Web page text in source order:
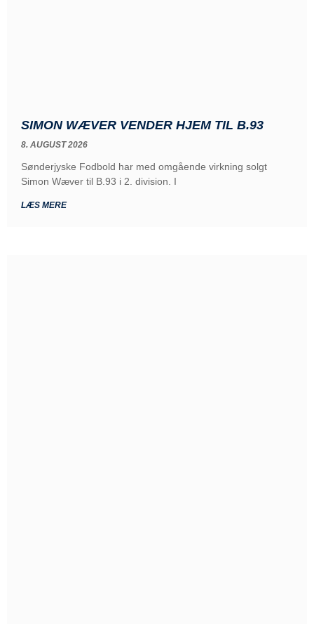
SIMON WÆVER VENDER HJEM TIL B.93
8. AUGUST 2026
Sønderjyske Fodbold har med omgående virkning solgt
Simon Wæver til B.93 i 2. division. I
LÆS MERE